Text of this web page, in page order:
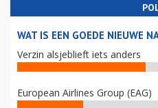
WAT IS EEN GOEDE NIEUWE
Verzin alsjeblieft iets anders
European Airlines Group (EAG)